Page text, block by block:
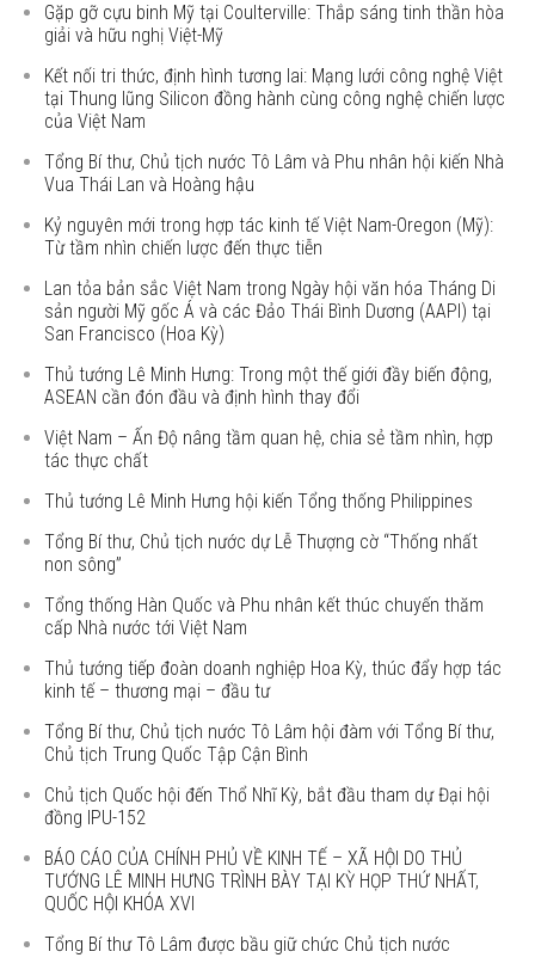
Gặp gỡ cựu binh Mỹ tại Coulterville: Thắp sáng tinh thần hòa
giải và hữu nghị Việt-Mỹ
Kết nối tri thức, định hình tương lai: Mạng lưới công nghệ Việt
tại Thung lũng Silicon đồng hành cùng công nghệ chiến lược
của Việt Nam
Tổng Bí thư, Chủ tịch nước Tô Lâm và Phu nhân hội kiến Nhà
Vua Thái Lan và Hoàng hậu
Kỷ nguyên mới trong hợp tác kinh tế Việt Nam-Oregon (Mỹ):
Từ tầm nhìn chiến lược đến thực tiễn
Lan tỏa bản sắc Việt Nam trong Ngày hội văn hóa Tháng Di
sản người Mỹ gốc Á và các Đảo Thái Bình Dương (AAPI) tại
San Francisco (Hoa Kỳ)
Thủ tướng Lê Minh Hưng: Trong một thế giới đầy biến động,
ASEAN cần đón đầu và định hình thay đổi
Việt Nam – Ấn Độ nâng tầm quan hệ, chia sẻ tầm nhìn, hợp
tác thực chất
Thủ tướng Lê Minh Hưng hội kiến Tổng thống Philippines
Tổng Bí thư, Chủ tịch nước dự Lễ Thượng cờ “Thống nhất
non sông”
Tổng thống Hàn Quốc và Phu nhân kết thúc chuyến thăm
cấp Nhà nước tới Việt Nam
Thủ tướng tiếp đoàn doanh nghiệp Hoa Kỳ, thúc đẩy hợp tác
kinh tế – thương mại – đầu tư
Tổng Bí thư, Chủ tịch nước Tô Lâm hội đàm với Tổng Bí thư,
Chủ tịch Trung Quốc Tập Cận Bình
Chủ tịch Quốc hội đến Thổ Nhĩ Kỳ, bắt đầu tham dự Đại hội
đồng IPU-152
BÁO CÁO CỦA CHÍNH PHỦ VỀ KINH TẾ – XÃ HỘI DO THỦ
TƯỚNG LÊ MINH HƯNG TRÌNH BÀY TẠI KỲ HỌP THỨ NHẤT,
QUỐC HỘI KHÓA XVI
Tổng Bí thư Tô Lâm được bầu giữ chức Chủ tịch nước